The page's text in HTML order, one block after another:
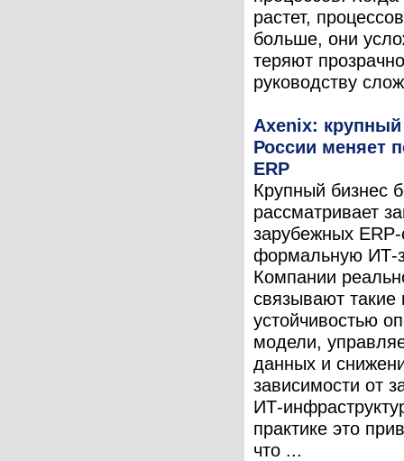
растет,
больше, они
теряют
руководству
Axenix: крупный
России меняет
ERP
Крупный бизнес
рассматривает
зарубежных ERP-
формальную ИТ-
Компании
связывают такие
устойчивостью
модели,
данных и
зависимости от
ИТ-
практике это
что ...